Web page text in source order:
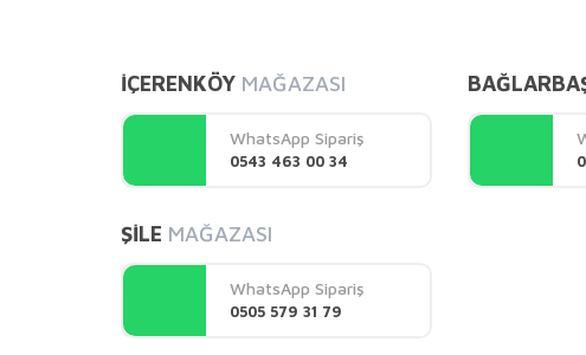
Ürün resmi kalitesiz, bozuk veya görüntülenemiyor.
Ürün bilgilerinde hatalar bulunuyor.
Ürün fiyatı diğer sitelerden daha pahalı.
Bu ürüne benzer farklı alternatifler olmalı.
İÇERENKÖY MAĞAZASI
WhatsApp Sipariş
0543 463 00 34
ŞİLE MAĞAZASI
WhatsApp Sipariş
0505 579 31 79